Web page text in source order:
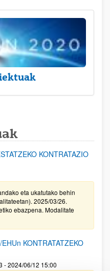
KONTRATAZIO
eta ukatutako behin
2025/03/26.
ebazpena. Modalitate
KONTRATATZEKO
- 2024/06/12 15:00